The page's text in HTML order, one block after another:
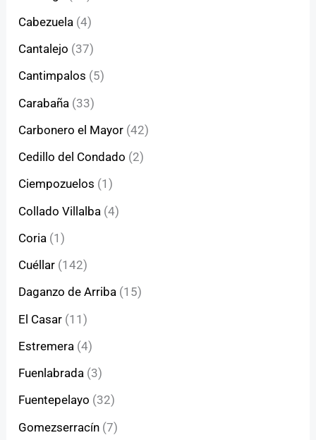
Cabezuela (4)
Cantalejo (37)
Cantimpalos (5)
Carabaña (33)
Carbonero el Mayor (42)
Cedillo del Condado (2)
Ciempozuelos (1)
Collado Villalba (4)
Coria (1)
Cuéllar (142)
Daganzo de Arriba (15)
El Casar (11)
Estremera (4)
Fuenlabrada (3)
Fuentepelayo (32)
Gomezserracín (7)